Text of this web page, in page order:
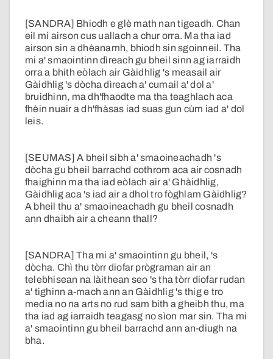
[SANDRA] Bhiodh e glè math nan tigeadh. Chan
eil mi airson cus uallach a chur orra. Ma tha iad
airson sin a dhèanamh, bhiodh sin sgoinneil. Tha
mi a' smaointinn dìreach gu bheil sinn ag iarraidh
orra a bhith eòlach air Gàidhlig 's measail air
Gàidhlig 's dòcha dìreach a' cumail a' dol a'
bruidhinn, ma dh'fhaodte ma tha teaghlach aca
fhèin nuair a dh'fhàsas iad suas gun cùm iad a' dol
leis.
[SEUMAS] A bheil sibh a' smaoineachadh 's
dòcha gu bheil barrachd cothrom aca air cosnadh
fhaighinn ma tha iad eòlach air a' Ghàidhlig,
Gàidhlig aca 's iad air a dhol tro fòghlam Gàidhlig?
A bheil thu a' smaoineachadh gu bheil cosnadh
ann dhaibh air a cheann thall?
[SANDRA] Tha mi a' smaointinn gu bheil, 's
dòcha. Chì thu tòrr diofar prògraman air an
telebhisean na làithean seo 's tha tòrr diofar rudan
a' tighinn a-mach ann an Gàidhlig 's thig e tro
media no na arts no rud sam bith a gheibh thu, ma
tha iad ag iarraidh teagasg no sìon mar sin. Tha mi
a' smaointinn gu bheil barrachd ann an-diugh na
bha.